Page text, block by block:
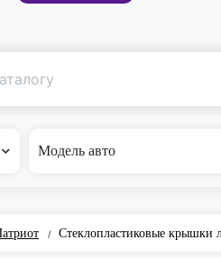
Модель авто
/ Стеклопластиковые крышки